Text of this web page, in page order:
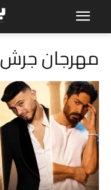
مهرجان جرش